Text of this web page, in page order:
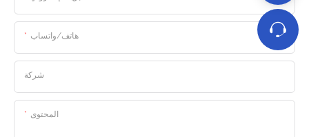
هاتف/واتساب
شركة
المحتوى